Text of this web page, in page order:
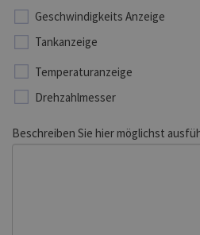
Geschwindigkeits Anzeige
Tankanzeige
Temperaturanzeige
Drehzahlmesser
Beschreiben Sie hier möglichst